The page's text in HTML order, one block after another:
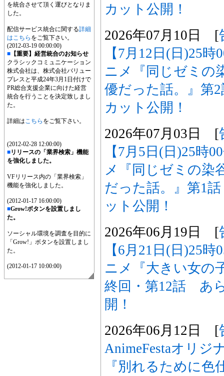
を統合させて頂く運びとなりま
した。
配信サービス統合に関する詳細
はこちら をご覧下さい。
(2012-03-19 00:00:00)
■ 【重要】経営統合のお知らせ
クラシックコミュニケーション
株式会社は、株式会社バリュー
プレスと平成24年3月1日付けで
PR総合支援企業に向けた経営
統合を行うことを決定致しまし
た。
詳細はこちら をご覧下さい。
(2012-02-28 12:00:00)
■リリースの「業界検索」機能
を強化しました。
VFリリース内の「業界検索」
機能を強化しました。
(2012-01-17 16:00:00)
■Grow!ボタンを設置しまし
た。
ソーシャル環境を調査を目的に
「Grow!」ボタンを設置しまし
た。
(2012-01-17 10:00:00)
カット公開！
2026年07月10日 [
【7月12日(日)25
ニメ『同じゼミの
優だった話。』第
カット公開！
2026年07月03日 [
【7月5日(日)25時
メ『同じゼミの染
だった話。』第1
ット公開！
2026年06月19日 [
【6月21日(日)25
ニメ『大きい女の
終回・第12話 あ
開！
2026年06月12日 [
AnimeFestaオリジ
『別れるために